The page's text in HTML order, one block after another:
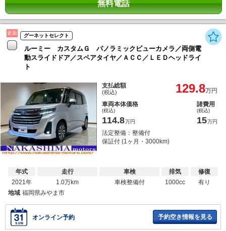
無料電話
更新 グーネットセレクト
ルーミー カスタムＧ パノラミックビューカメラ／両側電
動スライドドア／スペアタイヤ／ＡＣＣ／ＬＥＤヘッドライ
ト
支払総額
(税込) 129.8万円
車両本体価格
(税込)
114.8万円
諸費用
(税込)
15万円
法定整備：整備付
保証付 (1ヶ月・3000km)
年式
2021年
走行
1.0万km
車検
車検整備付
排気
1000cc
修復
有り
地域 福岡県みやま市
オンライン予約 予約空き情報を見る